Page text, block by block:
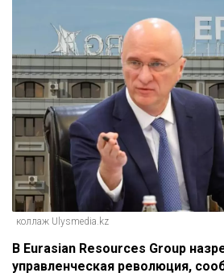
коллаж Ulysmedia.kz
В Eurasian Resources Group
управленческая революция,